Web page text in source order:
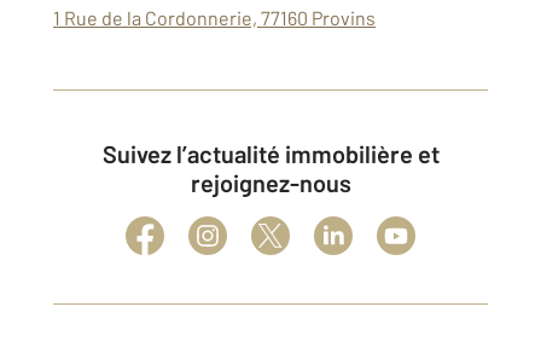
1 Rue de la Cordonnerie, 77160 Provins
Suivez l’actualité immobilière et
rejoignez-nous